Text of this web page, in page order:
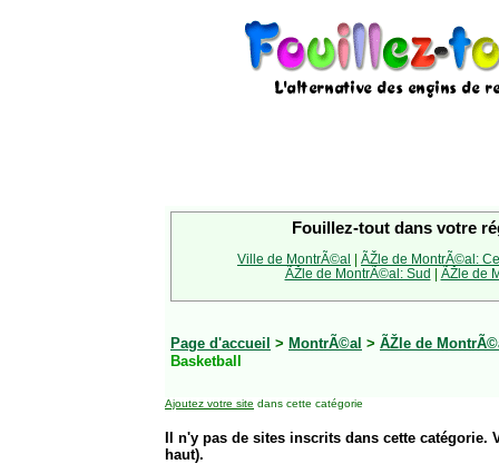
Fouillez-tout dans votre
Ville de MontrÃ©al | ÃŽle de MontrÃ©al:
ÃŽle de MontrÃ©al: Sud | ÃŽle de
Page d'accueil > MontrÃ©al > ÃŽle de
Basketball
Ajoutez votre site dans cette catégorie
Il n'y pas de sites inscrits dans cette
haut).